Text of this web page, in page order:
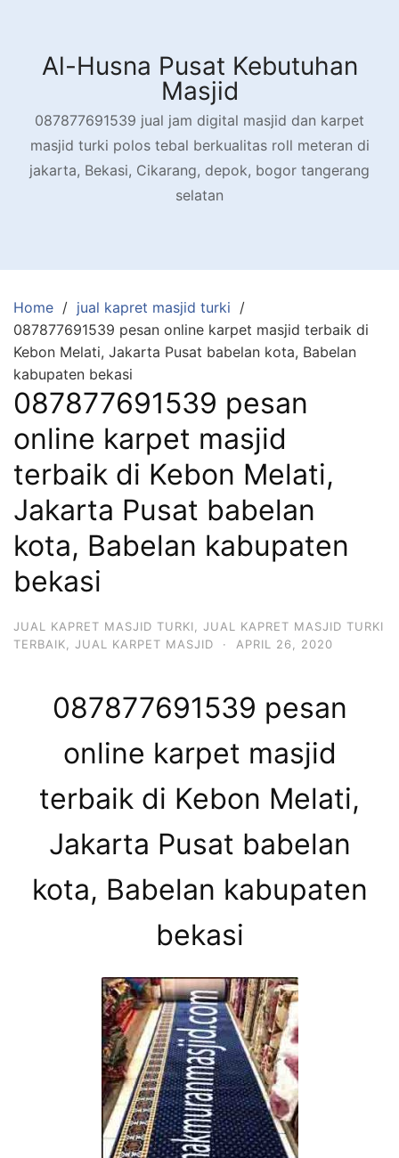
contentAl-Husna Pusat Kebutuhan
Masjid
087877691539 jual jam digital masjid dan karpet
masjid turki polos tebal berkualitas roll meteran di
jakarta, Bekasi, Cikarang, depok, bogor tangerang
selatan
Home
jual kapret masjid turki
087877691539 pesan online karpet masjid terbaik di
Kebon Melati, Jakarta Pusat babelan kota, Babelan
kabupaten bekasi
087877691539 pesan
online karpet masjid
terbaik di Kebon Melati,
Jakarta Pusat babelan
kota, Babelan kabupaten
bekasi
JUAL KAPRET MASJID TURKI
JUAL KAPRET MASJID TURKI
TERBAIK
JUAL KARPET MASJID · APRIL 26, 2020
087877691539 pesan
online karpet masjid
terbaik di Kebon Melati,
Jakarta Pusat babelan
kota, Babelan kabupaten
bekasi